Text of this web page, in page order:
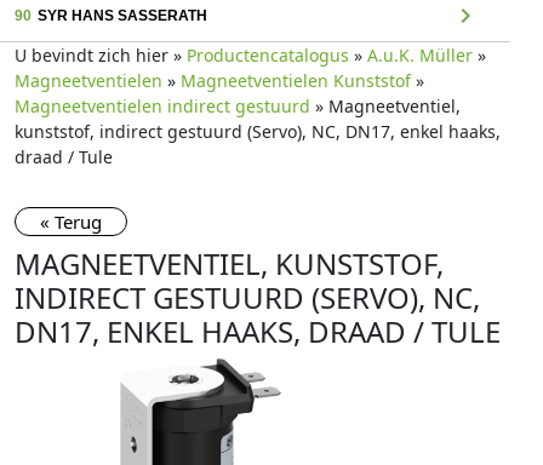
90 SYR HANS SASSERATH chevron_right
U bevindt zich hier » Productencatalogus » A.u.K. Müller »
Magneetventielen » Magneetventielen Kunststof»
Magneetventielen indirect gestuurd » Magneetventiel,
kunststof, indirect gestuurd (Servo), NC, DN17, enkel haaks,
draad / Tule
« Terug
MAGNEETVENTIEL, KUNSTSTOF,
INDIRECT GESTUURD (SERVO), NC,
DN17, ENKEL HAAKS, DRAAD / TULE